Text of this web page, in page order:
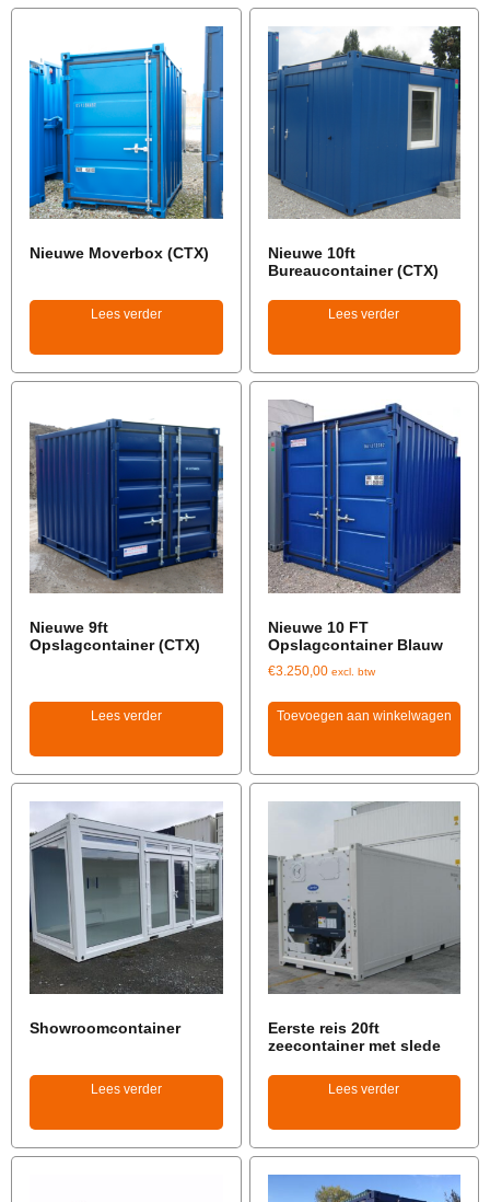
Nieuwe Moverbox (CTX)
Lees verder
Nieuwe 10ft
Bureaucontainer (CTX)
Lees verder
Nieuwe 9ft
Opslagcontainer (CTX)
Lees verder
Nieuwe 10 FT
Opslagcontainer Blauw
€3.250,00 excl. btw
Toevoegen aan winkelwagen
Showroomcontainer
Lees verder
Eerste reis 20ft
zeecontainer met slede
Lees verder